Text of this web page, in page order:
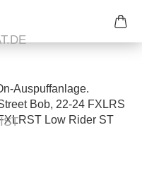
Auspuffanlage.
Bob, 22-24 FXLRS
Low Rider ST